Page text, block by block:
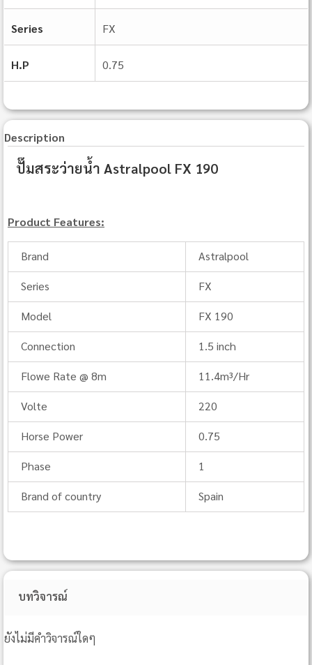
Series FX
H.P 0.75
Description
ปั๊มสระว่ายน้ำ Astralpool FX 190
Product Features:
Brand Astralpool
Series FX
Model FX 190
Connection 1.5 inch
Flowe Rate @ 8m 11.4m³/Hr
Volte 220
Horse Power 0.75
Phase 1
Brand of country Spain
บทวิจารณ์
ยังไม่มีคำวิจารณ์ใดๆ